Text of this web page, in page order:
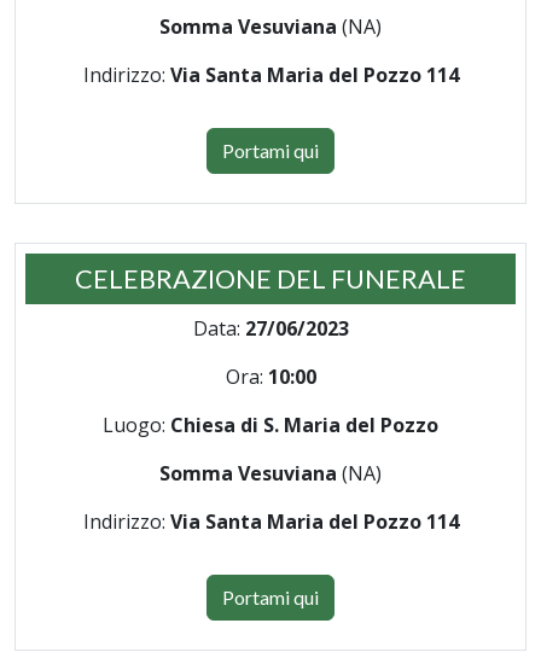
Somma Vesuviana (NA)
Indirizzo: Via Santa Maria del Pozzo 114
Portami qui
CELEBRAZIONE DEL FUNERALE
Data: 27/06/2023
Ora: 10:00
Luogo: Chiesa di S. Maria del Pozzo
Somma Vesuviana (NA)
Indirizzo: Via Santa Maria del Pozzo 114
Portami qui